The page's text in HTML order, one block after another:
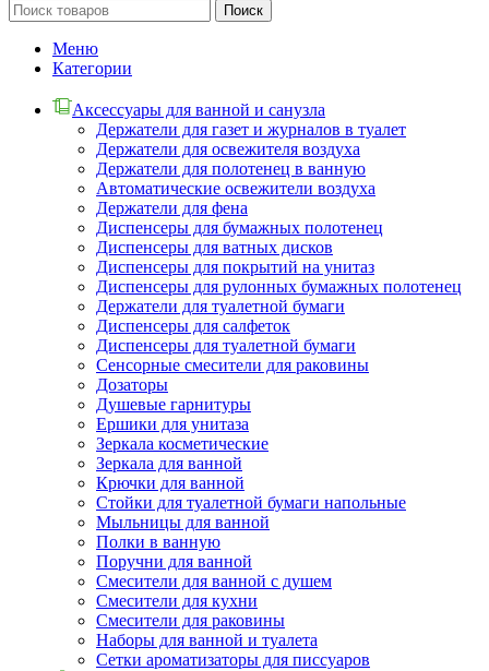
Поиск
Меню
Категории
Аксессуары для ванной и санузла
Держатели для газет и журналов в туалет
Держатели для освежителя воздуха
Держатели для полотенец в ванную
Автоматические освежители воздуха
Держатели для фена
Диспенсеры для бумажных полотенец
Диспенсеры для ватных дисков
Диспенсеры для покрытий на унитаз
Диспенсеры для рулонных бумажных полотенец
Держатели для туалетной бумаги
Диспенсеры для салфеток
Диспенсеры для туалетной бумаги
Сенсорные смесители для раковины
Дозаторы
Душевые гарнитуры
Ершики для унитаза
Зеркала косметические
Зеркала для ванной
Крючки для ванной
Стойки для туалетной бумаги напольные
Мыльницы для ванной
Полки в ванную
Поручни для ванной
Смесители для ванной с душем
Смесители для кухни
Смесители для раковины
Наборы для ванной и туалета
Сетки ароматизаторы для писсуаров